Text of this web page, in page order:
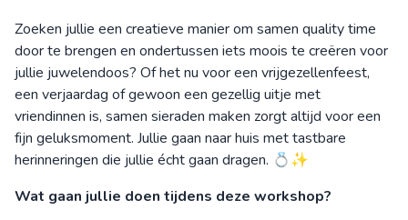
Zoeken jullie een creatieve manier om samen quality time
door te brengen en ondertussen iets moois te creëren voor
jullie juwelendoos? Of het nu voor een vrijgezellenfeest,
een verjaardag of gewoon een gezellig uitje met
vriendinnen is, samen sieraden maken zorgt altijd voor een
fijn geluksmoment. Jullie gaan naar huis met tastbare
herinneringen die jullie écht gaan dragen. 💍✨
Wat gaan jullie doen tijdens deze workshop?